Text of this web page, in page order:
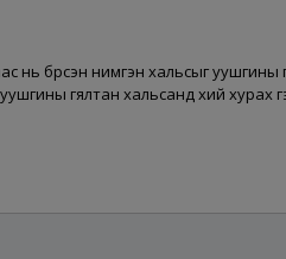
нь бүрсэн нимгэн хальсыг
гялтан хальсанд хий хурах